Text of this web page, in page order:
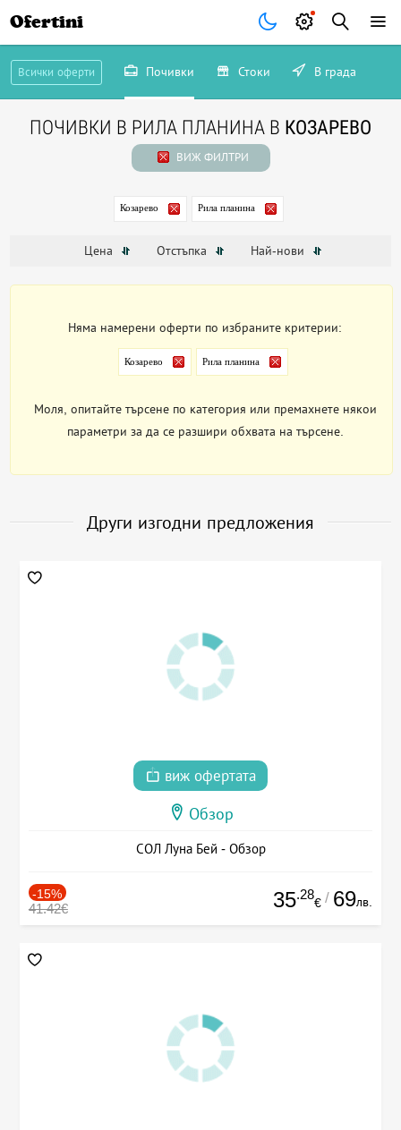
Ofertini
Всички оферти Почивки Стоки В града
ПОЧИВКИ В РИЛА ПЛАНИНА В КОЗАРЕВО
ВИЖ ФИЛТРИ
Козарево Рила планина
Цена Отстъпка Най-нови
Няма намерени оферти по избраните критерии:
Козарево Рила планина
Моля, опитайте търсене по категория или премахнете някои
параметри за да се разшири обхвата на търсене.
Други изгодни предложения
виж офертата
Обзор
СОЛ Луна Бей - Обзор
-15%
41.42€ 35.28
€ / 69лв.